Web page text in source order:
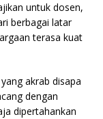
untuk dosen,
berbagai latar
terasa kuat
akrab disapa
dengan
dipertahankan